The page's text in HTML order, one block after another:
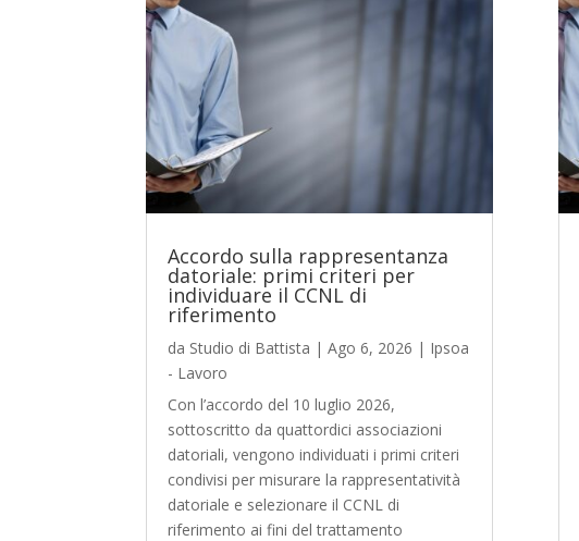
Accordo sulla rappresentanza
datoriale: primi criteri per
individuare il CCNL di
riferimento
da Studio di Battista |Ago 6, 2026 | Ipsoa
- Lavoro
Con l’accordo del 10 luglio 2026,
sottoscritto da quattordici associazioni
datoriali, vengono individuati i primi criteri
condivisi per misurare la rappresentatività
datoriale e selezionare il CCNL di
riferimento ai fini del trattamento